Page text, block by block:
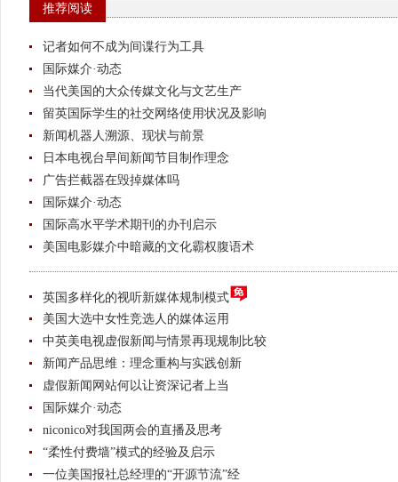
推荐阅读
记者如何不成为间谍行为工具
国际媒介·动态
当代美国的大众传媒文化与文艺生产
留英国际学生的社交网络使用状况及影响
新闻机器人溯源、现状与前景
日本电视台早间新闻节目制作理念
广告拦截器在毁掉媒体吗
国际媒介·动态
国际高水平学术期刊的办刊启示
美国电影媒介中暗藏的文化霸权腹语术
英国多样化的视听新媒体规制模式
美国大选中女性竞选人的媒体运用
中英美电视虚假新闻与情景再现规制比较
新闻产品思维：理念重构与实践创新
虚假新闻网站何以让资深记者上当
国际媒介·动态
niconico对我国两会的直播及思考
“柔性付费墙”模式的经验及启示
一位美国报社总经理的“开源节流”经